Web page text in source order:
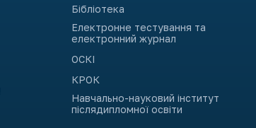
Бібліотека
Електронне тестування та
електронний журнал
ОСКІ
КРОК
Навчально-науковий інститут
післядипломної освіти